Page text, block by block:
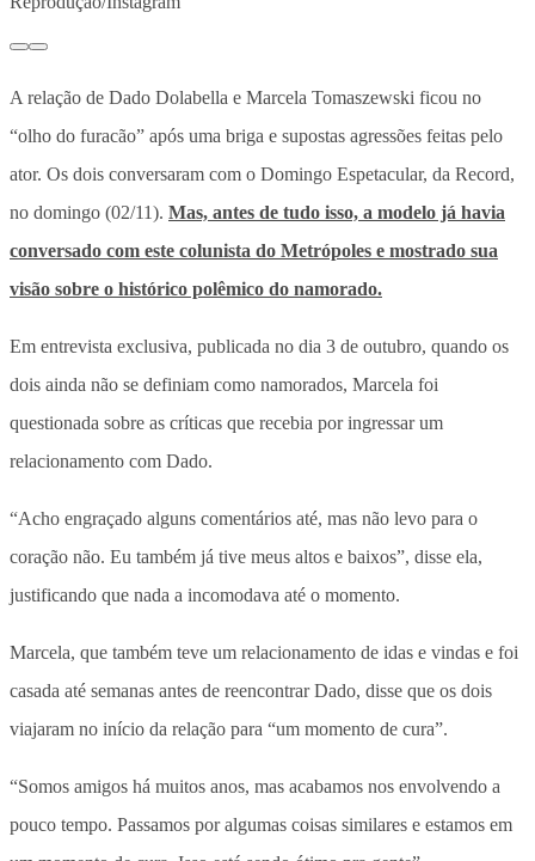
A relação de Dado Dolabella e Marcela Tomaszewski ficou no
“olho do furacão” após uma briga e supostas agressões feitas pelo
ator. Os dois conversaram com o Domingo Espetacular, da Record,
no domingo (02/11). Mas, antes de tudo isso, a modelo já havia
conversado com este colunista do Metrópoles e mostrado sua
visão sobre o histórico polêmico do namorado.
Em entrevista exclusiva, publicada no dia 3 de outubro, quando os
dois ainda não se definiam como namorados, Marcela foi
questionada sobre as críticas que recebia por ingressar um
relacionamento com Dado.
“Acho engraçado alguns comentários até, mas não levo para o
coração não. Eu também já tive meus altos e baixos”, disse ela,
justificando que nada a incomodava até o momento.
Marcela, que também teve um relacionamento de idas e vindas e foi
casada até semanas antes de reencontrar Dado, disse que os dois
viajaram no início da relação para “um momento de cura”.
“Somos amigos há muitos anos, mas acabamos nos envolvendo a
pouco tempo. Passamos por algumas coisas similares e estamos em